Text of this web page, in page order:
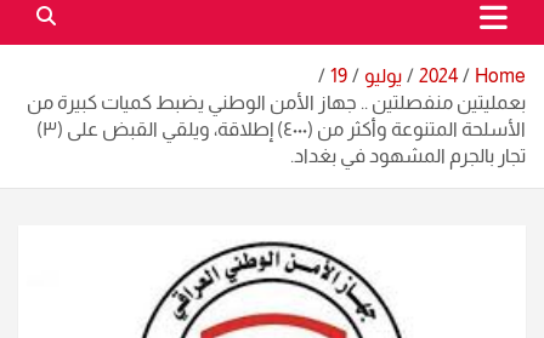
Home
2024 يوليو
19
بعمليتين منفصلتين .. جهاز الأمن الوطني يضبط كميات كبيرة من
الأسلحة المتنوعة وأكثر من (٤٠٠٠) إطلاقة، ويلقي القبض على (٣)
تجار بالجرم المشهود في بغداد.